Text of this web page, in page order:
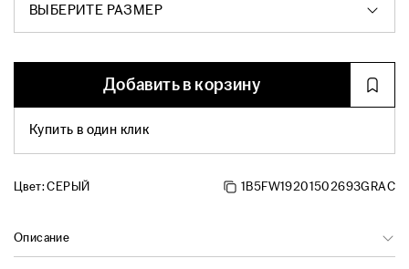
ВЫБЕРИТЕ РАЗМЕР
Добавить в корзину
Купить в один клик
Цвет:СЕРЫЙ 1B5FW19201502693GRAC
Описание